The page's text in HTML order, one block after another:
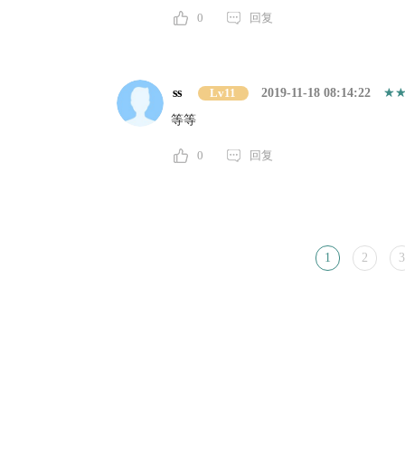
0 回复
ss Lv11
2019-11-18 08:14:22
等等
0 回复
1 2 3